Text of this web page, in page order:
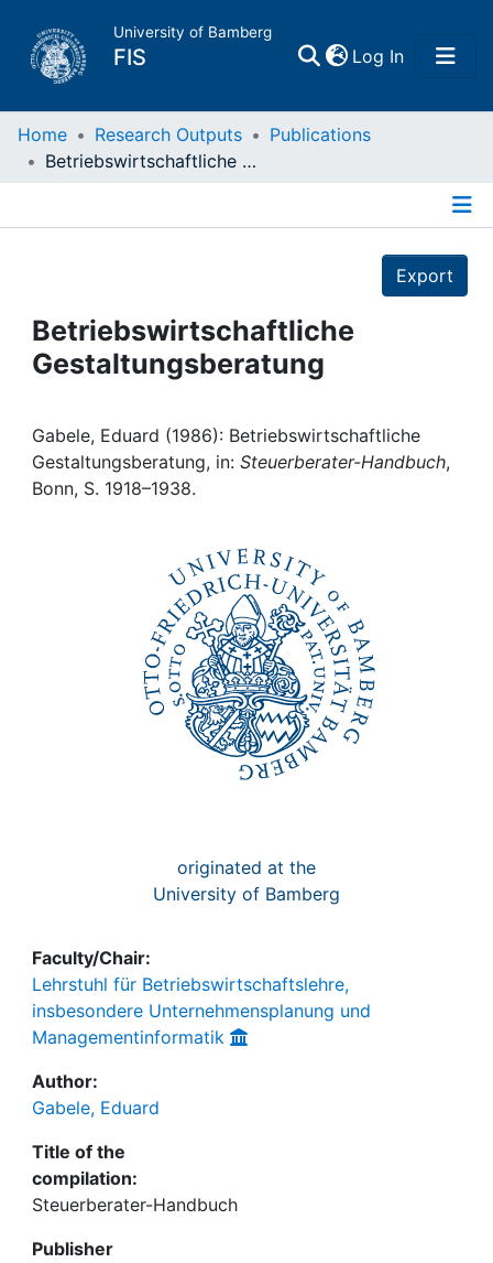
University of Bamberg
FIS Log In(current)
Home
Projects
People
Institutions
Awards
Home Research Outputs
Publications
Betriebswirtschaftliche Gestaltungsberatung
Export
Betriebswirtschaftliche
Gestaltungsberatung
Gabele, Eduard (1986): Betriebswirtschaftliche
Gestaltungsberatung, in: Steuerberater-Handbuch,
Bonn, S. 1918–1938.
originated at the
University of Bamberg
Faculty/Chair:
Lehrstuhl für Betriebswirtschaftslehre,
insbesondere Unternehmensplanung und
Managementinformatik
Author:
Gabele, Eduard
Title of the
compilation:
Steuerberater-Handbuch
Publisher